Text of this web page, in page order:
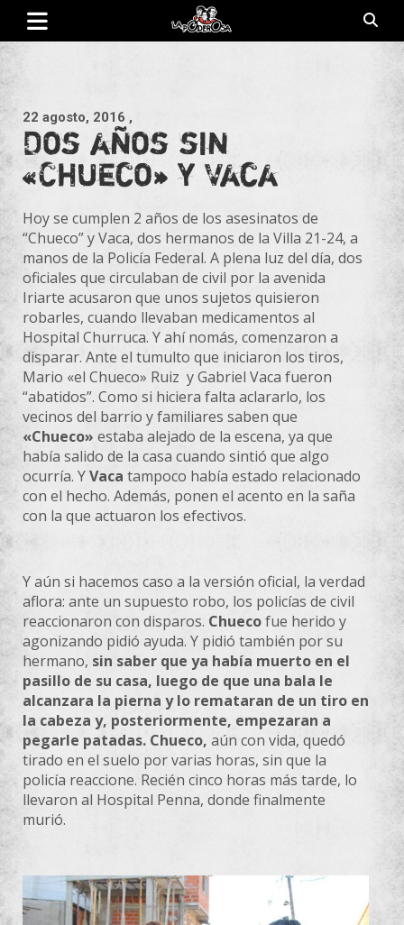
Saltar
contenido
22 agosto, 2016 ,
Dos años sin
«Chueco» y Vaca
Hoy se cumplen 2 años de los asesinatos de
“Chueco” y Vaca, dos hermanos de la Villa 21-24, a
manos de la Policía Federal. A plena luz del día, dos
oficiales que circulaban de civil por la avenida
Iriarte acusaron que unos sujetos quisieron
robarles, cuando llevaban medicamentos al
Hospital Churruca. Y ahí nomás, comenzaron a
disparar. Ante el tumulto que iniciaron los tiros,
Mario «el Chueco» Ruiz y Gabriel Vaca fueron
“abatidos”. Como si hiciera falta aclararlo, los
vecinos del barrio y familiares saben que
«Chueco» estaba alejado de la escena, ya que
había salido de la casa cuando sintió que algo
ocurría. YVaca tampoco había estado relacionado
con el hecho. Además, ponen el acento en la saña
con la que actuaron los efectivos.
Y aún si hacemos caso a la versión oficial, la verdad
aflora: ante un supuesto robo, los policías de civil
reaccionaron con disparos. Chuecofue herido y
agonizando pidió ayuda. Y pidió también por su
hermano, sin saber que ya había muerto en el
pasillo de su casa, luego de que una bala le
alcanzara la pierna y lo remataran de un tiro en
la cabeza y, posteriormente, empezaran a
pegarle patadas. Chueco, aún con vida, quedó
tirado en el suelo por varias horas, sin que la
policía reaccione. Recién cinco horas más tarde, lo
llevaron al Hospital Penna, donde finalmente
murió.